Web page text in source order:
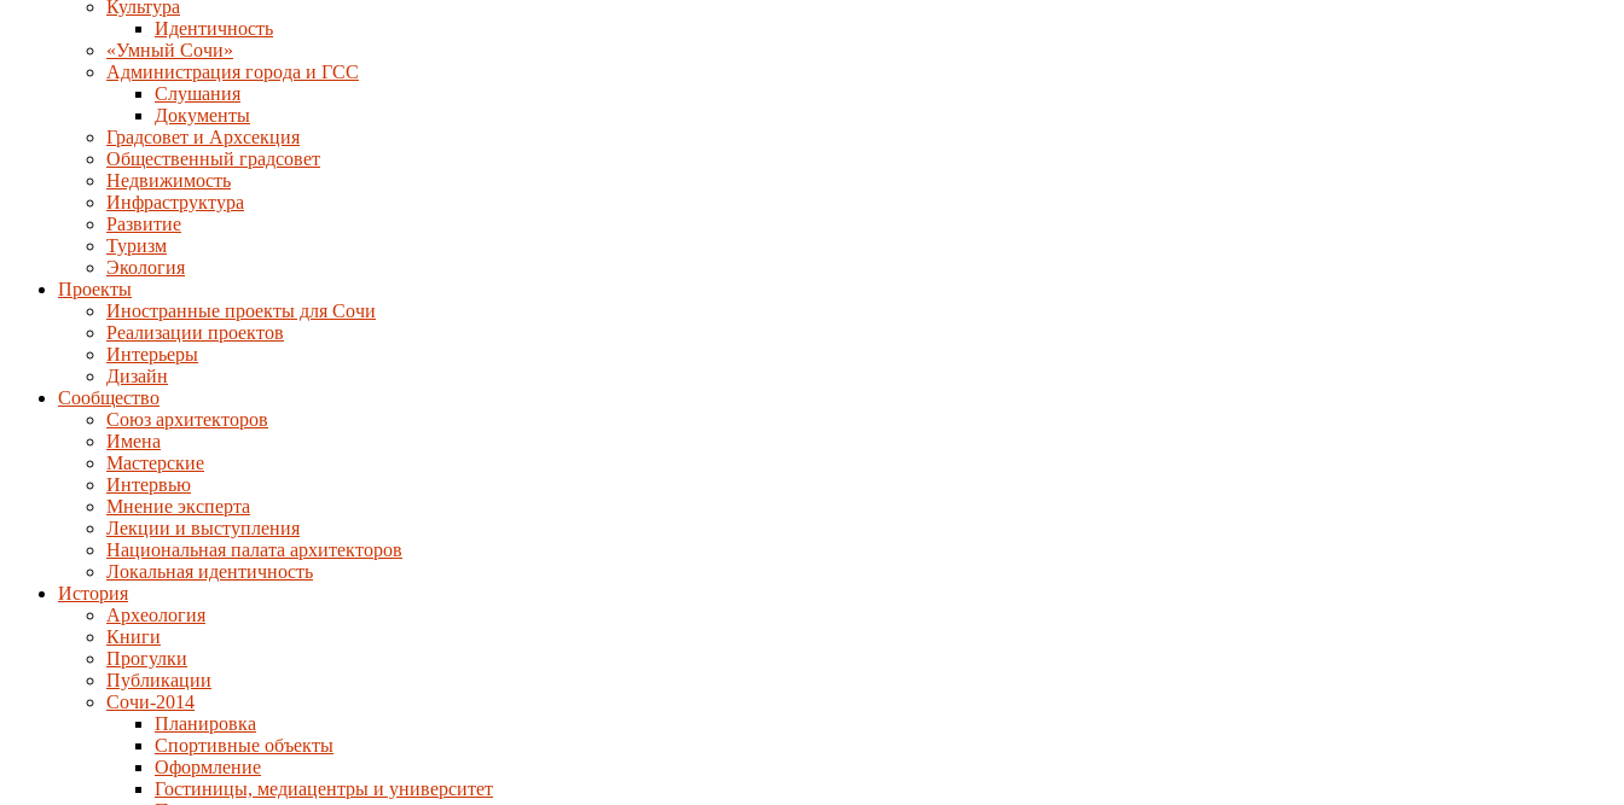
Культура
Идентичность
«Умный Сочи»
Администрация города и ГСС
Слушания
Документы
Градсовет и Архсекция
Общественный градсовет
Недвижимость
Инфраструктура
Развитие
Туризм
Экология
Проекты
Иностранные проекты для Сочи
Реализации проектов
Интерьеры
Дизайн
Сообщество
Союз архитекторов
Имена
Мастерские
Интервью
Мнение эксперта
Лекции и выступления
Национальная палата архитекторов
Локальная идентичность
История
Археология
Книги
Прогулки
Публикации
Сочи-2014
Планировка
Спортивные объекты
Оформление
Гостиницы, медиацентры и университет